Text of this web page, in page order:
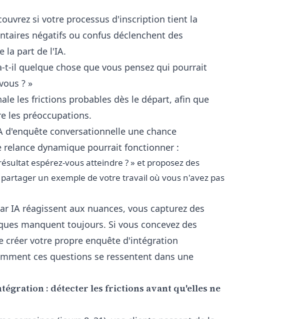
si votre processus d'inscription tient la
négatifs ou confus déclenchent des
la part de l'IA.
t-il quelque chose que vous pensez qui pourrait
? »
les frictions probables dès le départ, afin que
les préoccupations.
d'enquête conversationnelle une chance
dynamique pourrait fonctionner :
espérez-vous atteindre ? » et proposez des
un exemple de votre travail où vous n'avez pas
IA réagissent aux nuances, vous capturez des
manquent toujours. Si vous concevez des
créer votre propre enquête d'intégration
ces questions se ressentent dans une
: détecter les frictions avant qu'elles ne